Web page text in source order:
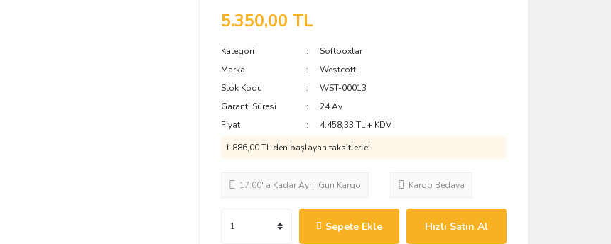
5.350,00 TL
Kategori
Softboxlar
Marka
Westcott
Stok Kodu
WST-00013
Garanti Süresi
24 Ay
Fiyat
4.458,33 TL + KDV
1.886,00 TL den başlayan taksitlerle!
17:00' a Kadar Aynı Gün Kargo Kargo Bedava
Sepete Ekle Hızlı Satın Al